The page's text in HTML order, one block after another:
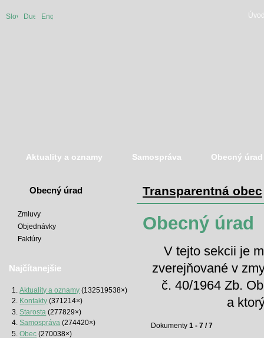
SlovenskáDuetsche
English
Aktuality a oznamy Samospráva Obecný úrad
Obecný úrad
Zmluvy
Objednávky
Faktúry
Najčítanejšie
Aktuality a oznamy (132519538×)
Kontakty (371214×)
Starosta (277829×)
Samospráva (274420×)
Obec (270038×)
Transparentná obec
Obecný úrad
V tejto sekcii je
zverejňované v
č. 40/1964 Zb.
a
Dokumenty 1 - 7 / 7